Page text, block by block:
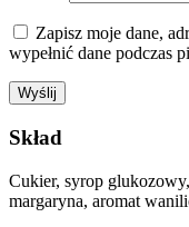
Zapisz moje dane,
wypełnić dane podczas
Skład
Cukier, syrop
margaryna, aromat